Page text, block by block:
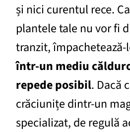
și nici curentul rece.
plantele tale nu vor fi
tranzit, împachetează-
într-un mediu
repede posibil. Dacă
crăciunițe dintr-un
specializat, de regulă